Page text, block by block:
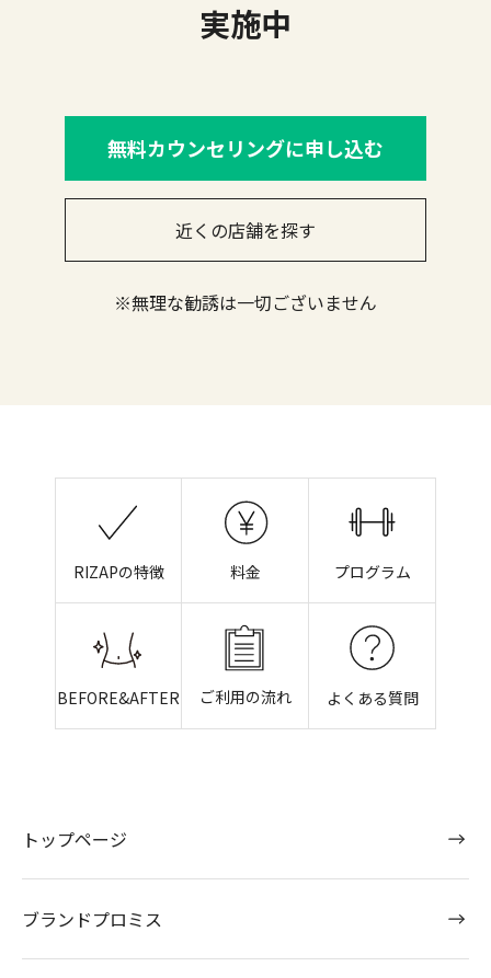
実施中
無料カウンセリングに申し込む
近くの店舗を探す
※無理な勧誘は一切ございません
RIZAPの特徴 料金 プログラム
BEFORE&AFTER ご利用の流れ よくある質問
トップページ
ブランドプロミス